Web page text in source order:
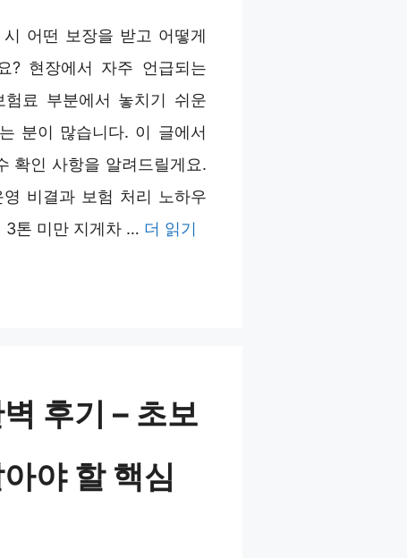
어떤 보장을 받고 어떻게
? 현장에서 자주 언급되는
료 부분에서 놓치기 쉬운
분이 많습니다. 이 글에서
확인 사항을 알려드릴게요.
비결과 보험 처리 노하우
3톤 미만 지게차 … 더 읽기
후기 – 초보
야 할 핵심